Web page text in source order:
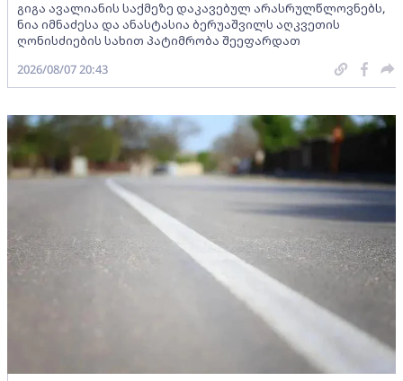
გიგა ავალიანის საქმეზე დაკავებულ არასრულწლოვნებს,
ნია იმნაძესა და ანასტასია ბერუაშვილს აღკვეთის
ღონისძიების სახით პატიმრობა შეეფარდათ
2026/08/07 20:43